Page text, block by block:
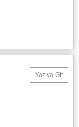
Yazıya Git